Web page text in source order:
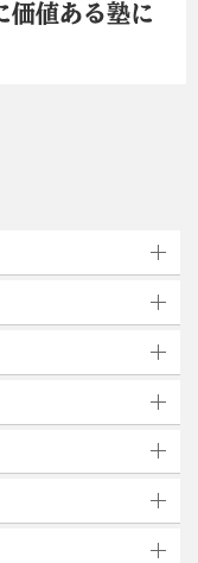
価値ある塾に